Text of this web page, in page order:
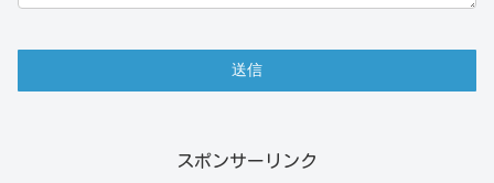
スポンサーリンク